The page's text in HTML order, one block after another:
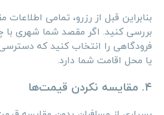
بنابراین قبل از رزرو، تمامی
بررسی کنید. اگر مقصد شما شهری با
فرودگاهی را انتخاب کنید که
یا محل اقامت شما دارد.
۴. مقایسه نکردن قیمت‌ها